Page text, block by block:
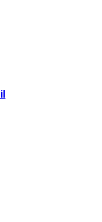
considerar
na parede,
que se
podem ser
ainda mais o
para
são